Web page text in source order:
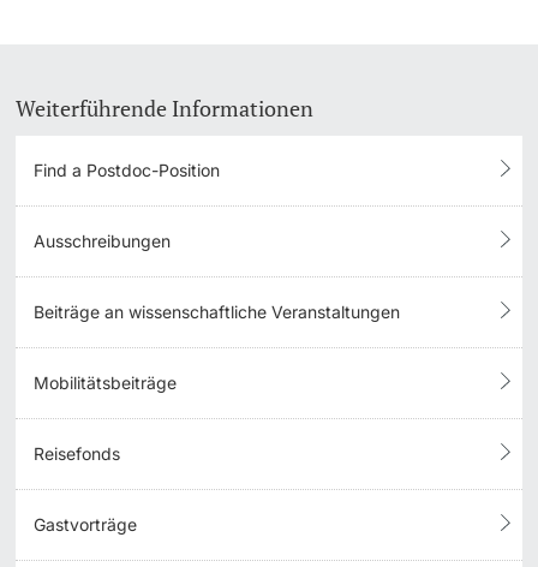
Weiterführende Informationen
Find a Postdoc-Position
Ausschreibungen
Beiträge an wissenschaftliche Veranstaltungen
Mobilitätsbeiträge
Reisefonds
Gastvorträge